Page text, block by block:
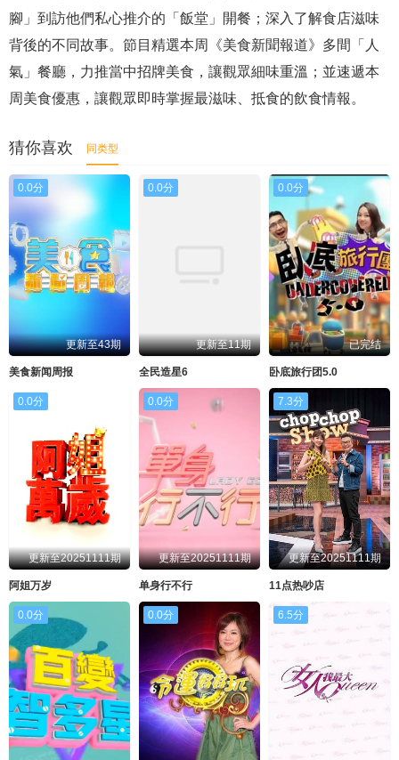
腳」到訪他們私心推介的「飯堂」開餐；深入了解食店滋味
背後的不同故事。節目精選本周《美食新聞報道》多間「人
氣」餐廳，力推當中招牌美食，讓觀眾細味重溫；並速遞本
周美食優惠，讓觀眾即時掌握最滋味、抵食的飲食情報。
猜你喜欢 同类型
0.0分
更新至43期
美食新闻周报
0.0分
更新至11期
全民造星6
0.0分
已完结
卧底旅行团5.0
0.0分
更新至20251111期
阿姐万岁
0.0分
更新至20251111期
单身行不行
7.3分
更新至20251111期
11点热吵店
0.0分 0.0分 6.5分